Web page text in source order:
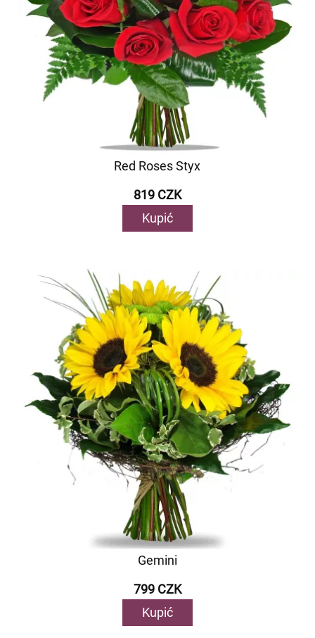
Red Roses Styx
819 CZK
Kupić
Gemini
799 CZK
Kupić